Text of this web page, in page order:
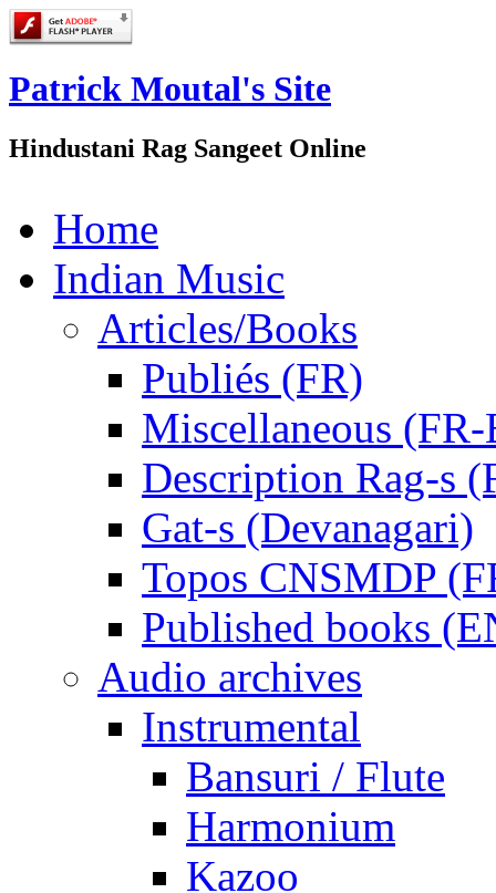
Patrick Moutal's Site
Hindustani Rag Sangeet Online
Home
Indian Music
Articles/Books
Publiés (FR)
Miscellaneous
Description Rag-s
Gat-s (Devanagari)
Topos CNSMDP
Published books
Audio archives
Instrumental
Bansuri / Flute
Harmonium
Kazoo